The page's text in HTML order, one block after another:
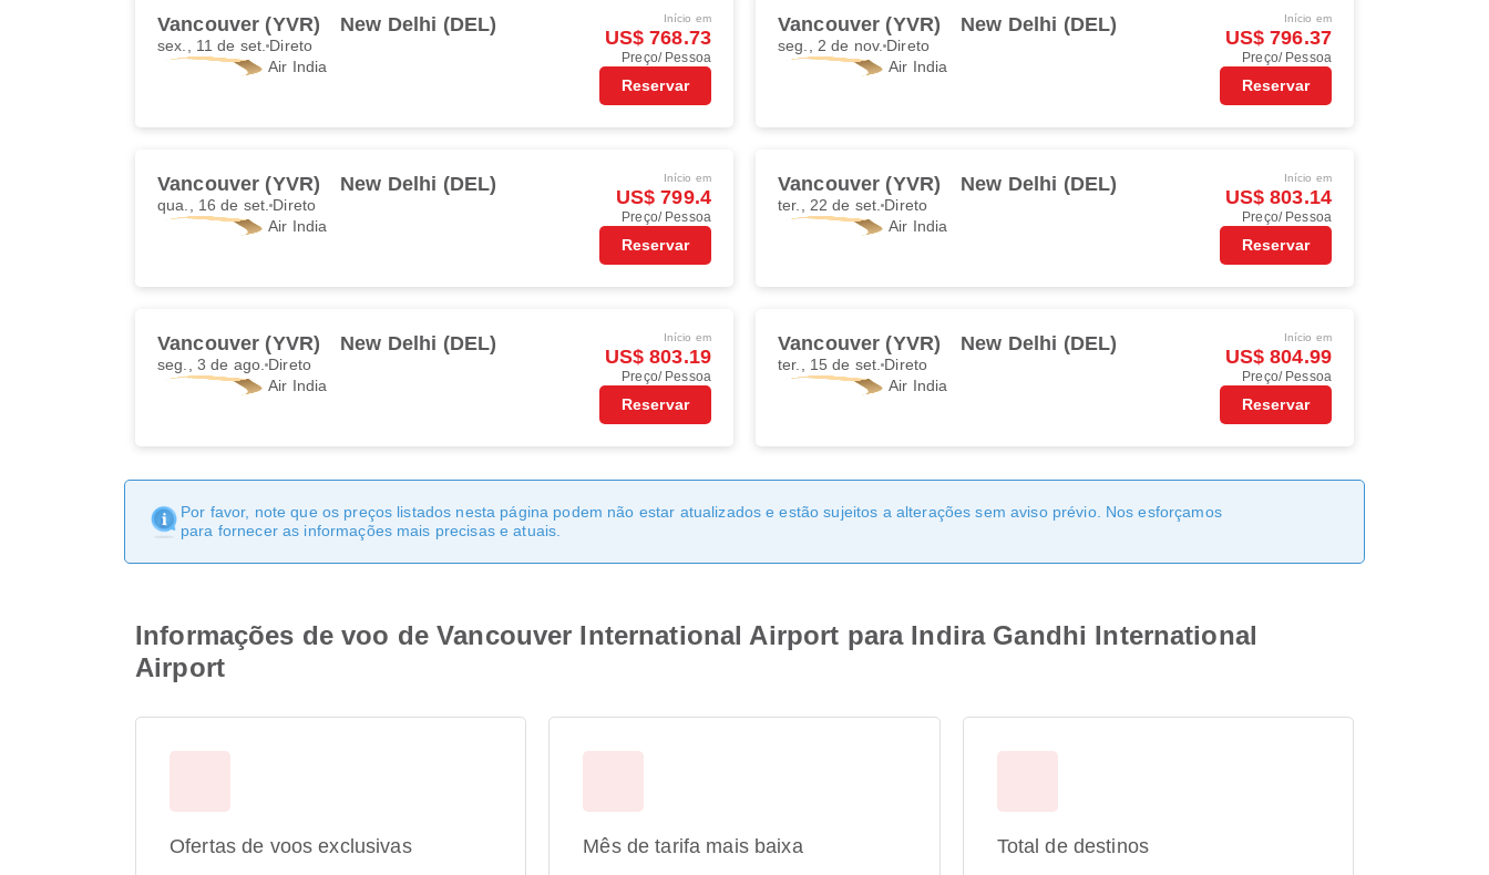
Vancouver (YVR) New Delhi (DEL)
sex., 11 de set. Direto
Air India
Início em
US$ 768.73
Preço/ Pessoa
Reservar
Vancouver (YVR) New Delhi (DEL)
seg., 2 de nov. Direto
Air India
Início em
US$ 796.37
Preço/ Pessoa
Reservar
Vancouver (YVR) New Delhi (DEL)
qua., 16 de set. Direto
Air India
Início em
US$ 799.4
Preço/ Pessoa
Reservar
Vancouver (YVR) New Delhi (DEL)
ter., 22 de set. Direto
Air India
Início em
US$ 803.14
Preço/ Pessoa
Reservar
Vancouver (YVR) New Delhi (DEL)
seg., 3 de ago. Direto
Air India
Início em
US$ 803.19
Preço/ Pessoa
Reservar
Vancouver (YVR) New Delhi (DEL)
ter., 15 de set. Direto
Air India
Início em
US$ 804.99
Preço/ Pessoa
Reservar
Por favor, note que os preços listados nesta página podem não estar atualizados e estão sujeitos a alterações sem aviso prévio. Nos esforçamos
para fornecer as informações mais precisas e atuais.
Informações de voo de Vancouver International Airport para Indira Gandhi International
Airport
Ofertas de voos exclusivas Mês de tarifa mais baixa Total de destinos